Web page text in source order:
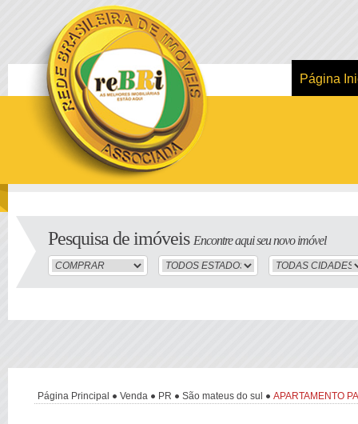
Página
Pesquisa de imóveis Encontre aqui seu novo imóvel
Página Principal Venda PR São mateus do sul APARTAMENTO